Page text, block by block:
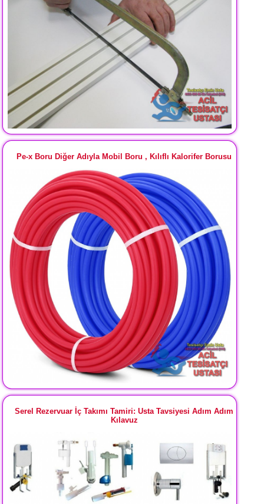
Pe-x Boru Diğer Adıyla Mobil Boru , Kılıflı Kalorifer Borusu
Serel Rezervuar İç Takımı Tamiri: Usta Tavsiyesi Adım Adım
Kılavuz